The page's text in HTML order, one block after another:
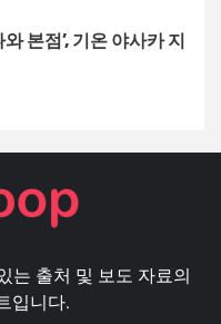
본점’, 기온 야사카 지
는 출처 및 보도 자료의
입니다.